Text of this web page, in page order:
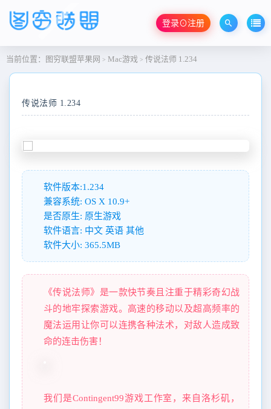
登录⊙注册
当前位置： 图穷联盟苹果网 > Mac游戏 > 传说法师 1.234
传说法师 1.234
软件版本:1.234
兼容系统: OS X 10.9+
是否原生: 原生游戏
软件语言: 中文 英语 其他
软件大小: 365.5MB
《传说法师》是一款快节奏且注重于精彩奇幻战
斗的地牢探索游戏。高速的移动以及超高频率的
魔法运用让你可以连携各种法术，对敌人造成致
命的连击伤害！
我们是Contingent99游戏工作室，来自洛杉矶，